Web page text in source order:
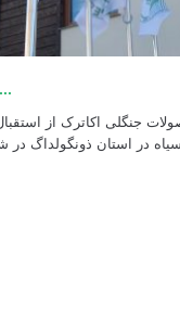
اکاترک و نت تری...
جنگلی اکاترک از
در استان ذونگولداگ